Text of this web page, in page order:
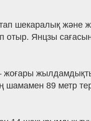
шекаралық және
Янцзы
89 метр